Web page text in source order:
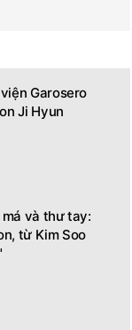
Garosero
Ji Hyun
và thư tay:
từ Kim Soo